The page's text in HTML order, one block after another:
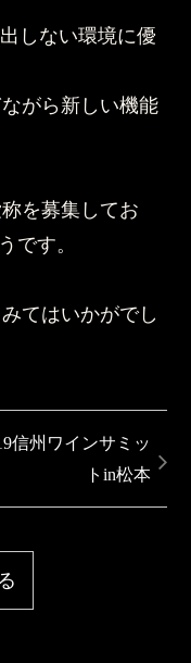
しない環境に優
がら新しい機能
を募集してお
です。
てはいかがでし
信州ワインサミッ
トin松本